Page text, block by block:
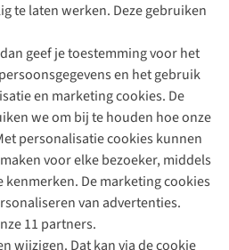
te laten werken. Deze gebruiken
geef je toestemming voor het
en het gebruik
en marketing cookies. De
we om bij te houden hoe onze
personalisatie cookies kunnen
voor elke bezoeker, middels
kenmerken. De marketing cookies
van advertenties.
11 partners.
wijzigen. Dat kan via de cookie